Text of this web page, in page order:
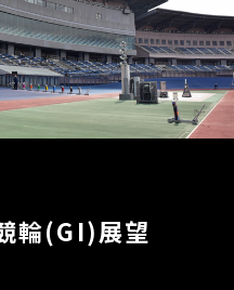
輪(GI)展望